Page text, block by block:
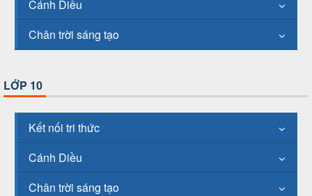
Cánh Diều
Chân trời sáng tạo
LỚP 10
Kết nối tri thức
Cánh Diều
Chân trời sáng tạo